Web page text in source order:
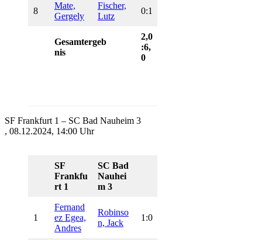
8
Mate,
Gergely
Fischer,
Lutz
0:1
Gesamtergeb
nis
2,0
:6,
0
SF Frankfurt 1 – SC Bad Nauheim 3
, 08.12.2024, 14:00 Uhr
SF
Frankfu
rt 1
SC Bad
Nauhei
m 3
1
Fernand
ez Egea,
Andres
Robinso
n, Jack
1:0